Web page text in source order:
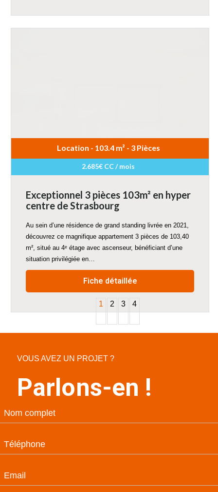
Location - 103.4 m² - 3 Pièces
2.685€ CC / mois
Exceptionnel 3 pièces 103m² en hyper
centre de Strasbourg
Au sein d’une résidence de grand standing livrée en 2021,
découvrez ce magnifique appartement 3 pièces de 103,40
m², situé au 4ᵉ étage avec ascenseur, bénéficiant d’une
situation privilégiée en…
Fiche détaillée
1 2 3 4
VOUS AVEZ UN PROJET ?
Parlons-en !